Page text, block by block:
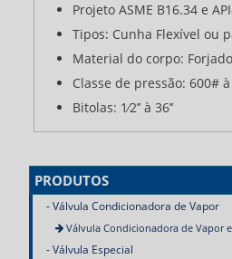
Projeto ASME B16.34 e
Tipos: Cunha Flexível ou
Material do corpo:
Classe de pressão: 600#
Bitolas: 1⁄2’’ à 36’’
PRODUTOS
Válvula Condicionadora de Vapor
Válvula Condicionadora de Vapor
Válvula Especial